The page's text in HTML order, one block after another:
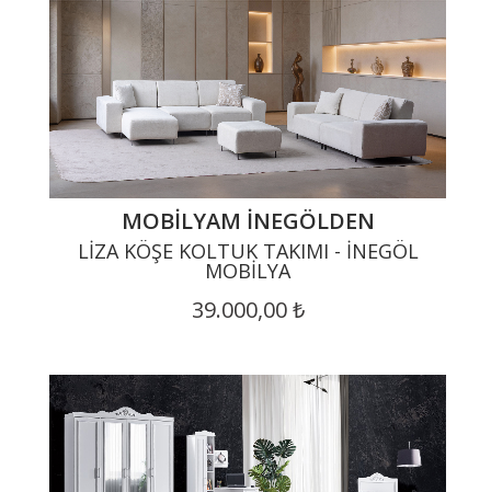
MOBILYAM İNEGÖLDEN
LIZA KÖŞE KOLTUK TAKIMI - İNEGÖL
MOBILYA
39.000,00 ₺